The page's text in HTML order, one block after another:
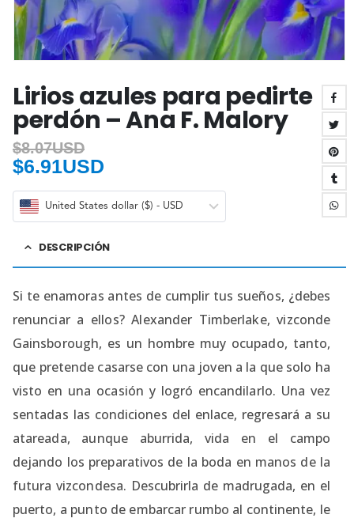
Lirios azules para pedirte
perdón – Ana F. Malory
$8.07USD
$6.91USD
United States dollar ($) - USD
DESCRIPCIÓN
Si te enamoras antes de cumplir tus sueños, ¿debes
renunciar a ellos? Alexander Timberlake, vizconde
Gainsborough, es un hombre muy ocupado, tanto,
que pretende casarse con una joven a la que solo ha
visto en una ocasión y logró encandilarlo. Una vez
sentadas las condiciones del enlace, regresará a su
atareada, aunque aburrida, vida en el campo
dejando los preparativos de la boda en manos de la
futura vizcondesa. Descubrirla de madrugada, en el
puerto, a punto de embarcar rumbo al continente, le